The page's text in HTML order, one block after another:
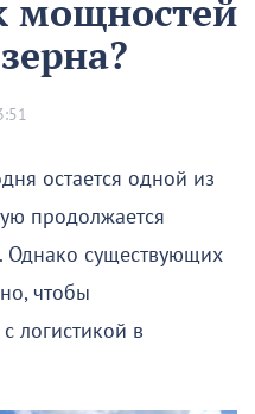
мощностей
остается одной из
продолжается
Однако существующих
чтобы
логистикой в